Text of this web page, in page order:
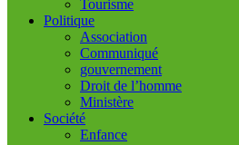
Tourisme
Politique
Association
Communiqué
gouvernement
Droit de l’homme
Ministère
Société
Enfance